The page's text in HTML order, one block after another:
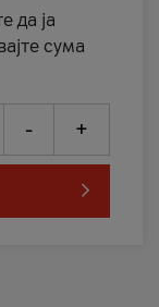
да ја
сума
- +